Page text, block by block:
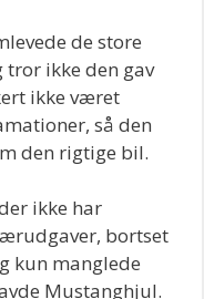
de store
tror ikke den gav
ikke været
så den
den rigtige bil.
ikke har
bortset
kun manglede
Mustanghjul.